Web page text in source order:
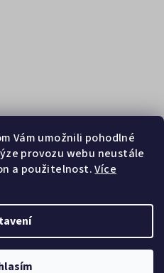
Vám umožnili pohodlné
provozu webu neustále
a použitelnost.Více